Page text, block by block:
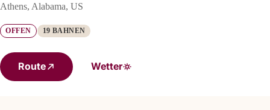
Athens, Alabama, US
OFFEN 19 BAHNEN
Route Wetter